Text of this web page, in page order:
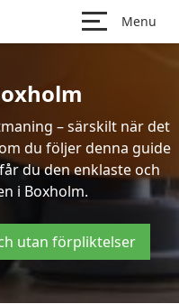
Menu
– särskilt när det
du följer denna guide
du den enklaste och
i Boxholm.
utan förpliktelser